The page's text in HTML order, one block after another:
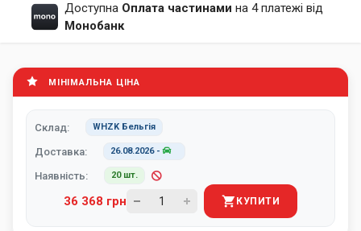
Доступна Оплата частинами на 4 платежі від
Монобанк
МІНІМАЛЬНА ЦІНА
Склад: WHZK Бельгія
Доставка: 26.08.2026-
Наявність: 20 шт.
36 368 грн КУПИТИ